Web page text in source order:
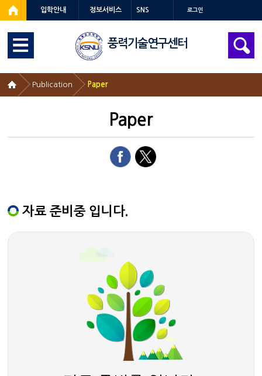
입학안내 정보서비스 SNS 로그인
풍력기술연구센터
Publication Paper
Paper
자료 준비중 입니다.